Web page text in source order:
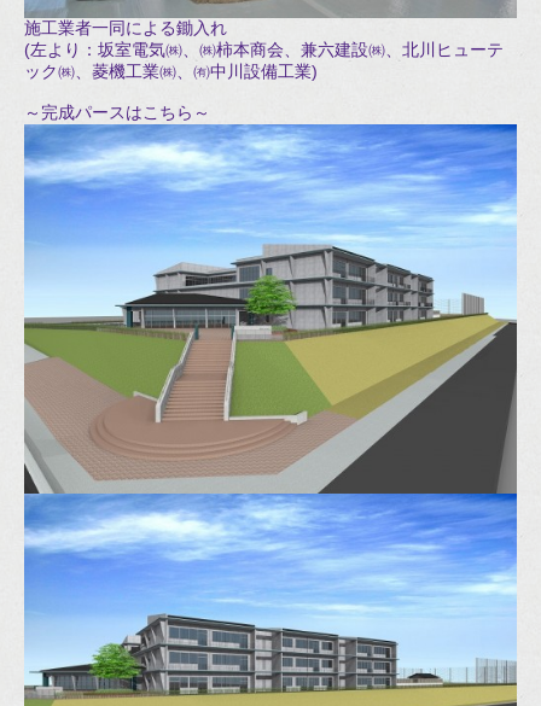
施工業者一同による鋤入れ
(左より：坂室電気㈱、㈱柿本商会、兼六建設㈱、北川ヒューテ
ック㈱、菱機工業㈱、㈲中川設備工業)
～完成パースはこちら～